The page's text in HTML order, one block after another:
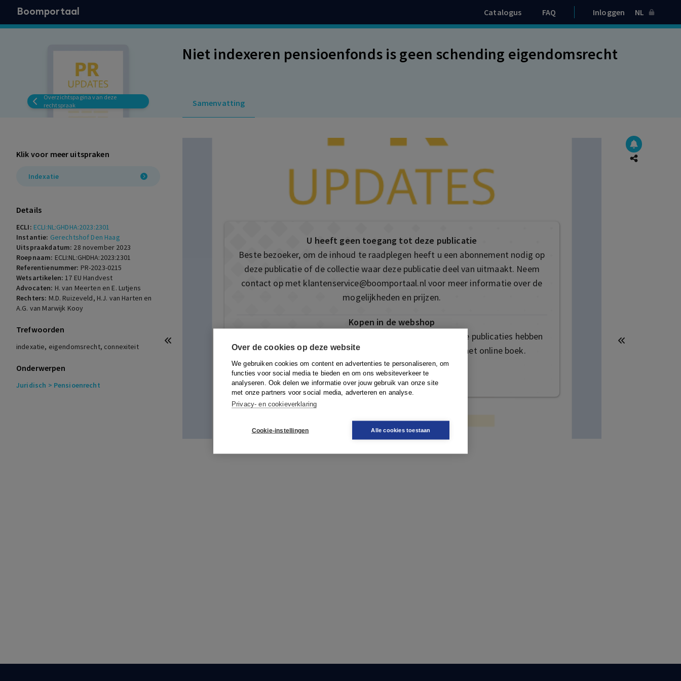
Over de cookies op deze website
We gebruiken cookies om content en advertenties te personaliseren, om
functies voor social media te bieden en om ons websiteverkeer te
analyseren. Ook delen we informatie over jouw gebruik van onze site
met onze partners voor social media, adverteren en analyse.
Privacy- en cookieverklaring
Cookie-instellingen Alle cookies toestaan
Boomportaal Catalogus FAQ Inloggen NL
Overzichtspagina van deze
rechtspraak
Niet indexeren pensioenfonds is geen schending eigendomsrecht
Samenvatting
Klik voor meer uitspraken
Indexatie
Details
ECLI: ECLI:NL:GHDHA:2023:2301
Instantie: Gerechtshof Den Haag
Uitspraakdatum: 28 november 2023
Roepnaam: ECLI:NL:GHDHA:2023:2301
Referentienummer: PR-2023-0215
Wetsartikelen:17 EU Handvest
Advocaten: H. van Meerten en E. Lutjens
Rechters: M.D. Ruizeveld, H.J. van Harten en
A.G. van Marwijk Kooy
Trefwoorden
indexatie, eigendomsrecht, connexiteit
Onderwerpen
Juridisch > Pensioenrecht
U heeft geen toegang tot deze publicatie
Beste bezoeker, om de inhoud te raadplegen heeft u een abonnement nodig op
deze publicatie of de collectie waar deze publicatie deel van uitmaakt. Neem
contact op met klantenservice@boomportaal.nlvoor meer informatie over de
mogelijkheden en prijzen.
Kopen in de webshop
Deze publicatie is ook te vinden in onze webshop. Sommige publicaties hebben
ook de mogelijkheid om direct toegang te kopen tot het online boek.
Naar de webshop